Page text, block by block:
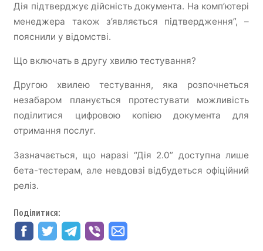
Дія підтверджує дійсність документа. На комп’ютері
менеджера також з’являється підтвердження”, –
пояснили у відомстві.
Що включать в другу хвилю тестування?
Другою хвилею тестування, яка розпочнеться
незабаром планується протестувати можливість
поділитися цифровою копією документа для
отримання послуг.
Зазначається, що наразі “Дія 2.0” доступна лише
бета-тестерам, але невдовзі відбудеться офіційний
реліз.
Поділитися: